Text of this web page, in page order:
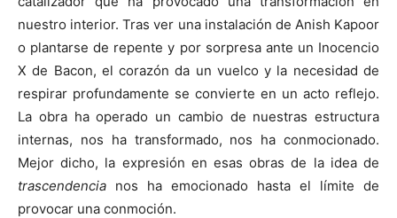
nuestro interior. Tras ver una instalación de Anish Kapoor
o plantarse de repente y por sorpresa ante un Inocencio
X de Bacon, el corazón da un vuelco y la necesidad de
respirar profundamente se convierte en un acto reflejo.
La obra ha operado un cambio de nuestras estructura
internas, nos ha transformado, nos ha conmocionado.
Mejor dicho, la expresión en esas obras de la idea de
trascendencia nos ha emocionado hasta el límite de
provocar una conmoción.